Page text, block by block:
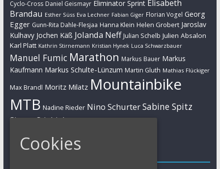
Cyclo-Cross Daniel Geismayr Eliminator Sprint Elisabeth
Brandau Esther Süss Eva Lechner Fabian Giger Florian Vogel Georg
Egger Gunn-Rita Dahle-Flesjaa Hanna Klein Helen Grobert Jaroslav
Kulhavy Jochen Käß Jolanda Neff Julian Schelb Julien Absalon
Karl Platt Kathrin Stirnemann Kristian Hynek Luca Schwarzbauer
Manuel Fumic Marathon Markus Bauer Markus
Kaufmann Markus Schulte-Lünzum Martin Gluth Mathias Flückiger
Max Brandl Moritz Milatz Mountainbike
MTB Nadine Rieder Nino SchurterSabine Spitz
Simon Stiebjahn Urs Huber
Impressum
Cookies